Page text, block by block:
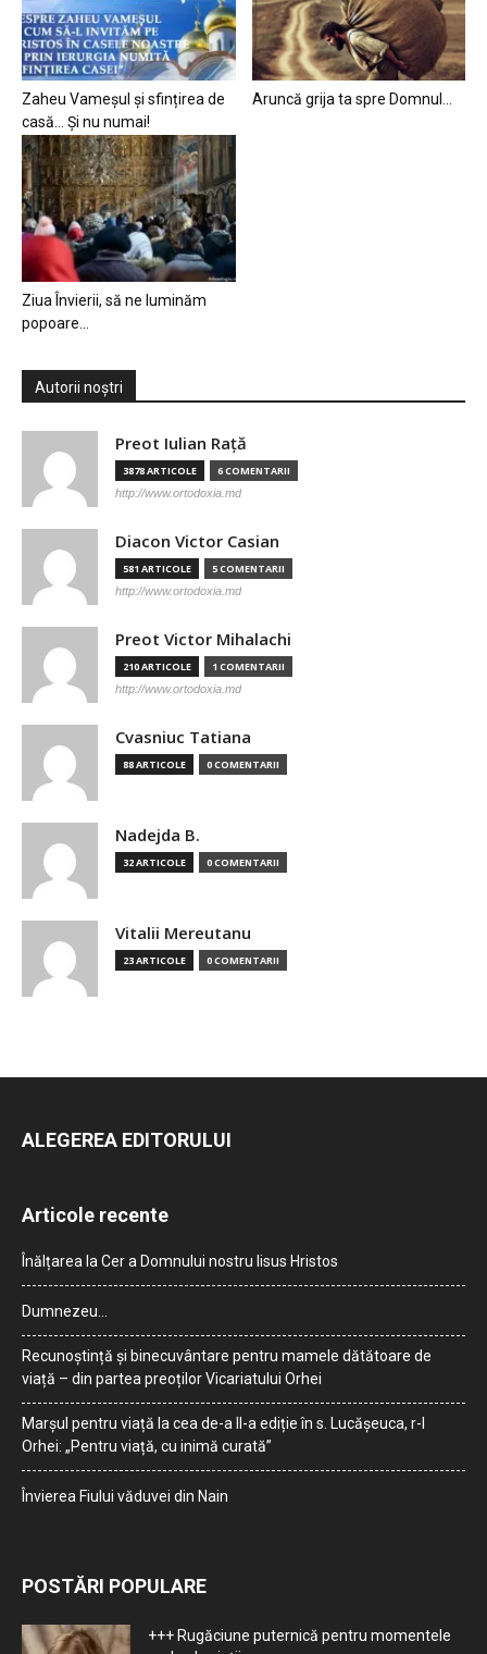
Zaheu Vameșul și sfințirea de
casă… Și nu numai!
Aruncă grija ta spre Domnul…
Ziua Învierii, să ne luminăm
popoare…
Autorii noștri
Preot Iulian Raţă
3878 ARTICOLE 6 COMENTARII
http://www.ortodoxia.md
Diacon Victor Casian
581 ARTICOLE 5 COMENTARII
http://www.ortodoxia.md
Preot Victor Mihalachi
210 ARTICOLE 1 COMENTARII
http://www.ortodoxia.md
Cvasniuc Tatiana
88 ARTICOLE 0 COMENTARII
Nadejda B.
32 ARTICOLE 0 COMENTARII
Vitalii Mereutanu
23 ARTICOLE 0 COMENTARII
ALEGEREA EDITORULUI
Articole recente
Înălțarea la Cer a Domnului nostru Iisus Hristos
Dumnezeu…
Recunoștință și binecuvântare pentru mamele dătătoare de
viață – din partea preoților Vicariatului Orhei
Marșul pentru viață la cea de-a II-a ediție în s. Lucășeuca, r-l
Orhei: „Pentru viață, cu inimă curată”
Învierea Fiului văduvei din Nain
POSTĂRI POPULARE
+++ Rugăciune puternică pentru momentele